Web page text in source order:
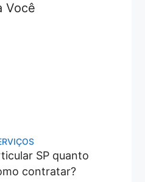
Você
SP quanto
contratar?